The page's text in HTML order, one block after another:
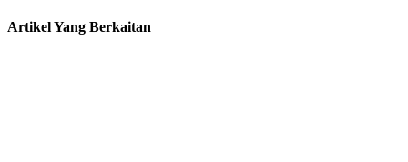
Artikel Yang Berkaitan